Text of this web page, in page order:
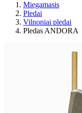
Miegamasis
Pledai
Vilnoniai pledai
Pledas ANDORA